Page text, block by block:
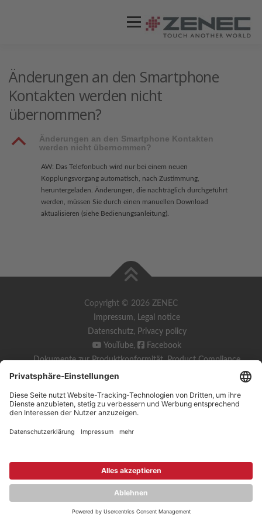
Menü
STORES / HÄNDLER
Änderungen an den Smartphone
Kontakten werden nicht
übernommen?
B
Änderungen an den Smartphone Kontakten
werden nicht übernommen?
AW: Das Telefonbuch wird nur bei einem neuen
Kopplungsvorgang automatisch, nach Zustimmung,
heruntergeladen. Änderungen, die nachträglich durchgeführt
werden, müssen Sie durch einen manuellen Download
aktualisieren (siehe Bedienungsanleitung).
Copyright © 2026 ZENEC
Impressum, Legal notice
Datenschutz, Privacy policy
YouTube,
Facebook
Dokumente zur Produktkonformität,Product Compliance
Documents